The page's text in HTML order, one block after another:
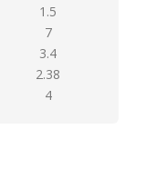
1.5
7
3.4
2.38
4